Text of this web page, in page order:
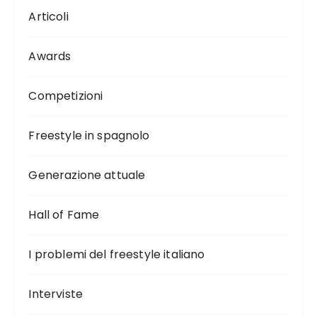
Articoli
Awards
Competizioni
Freestyle in spagnolo
Generazione attuale
Hall of Fame
I problemi del freestyle italiano
Interviste